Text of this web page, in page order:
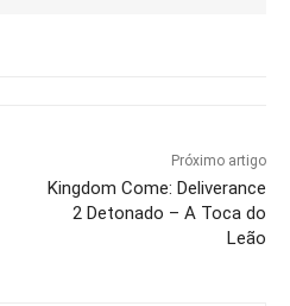
Próximo artigo
Kingdom Come: Deliverance
2 Detonado – A Toca do
Leão